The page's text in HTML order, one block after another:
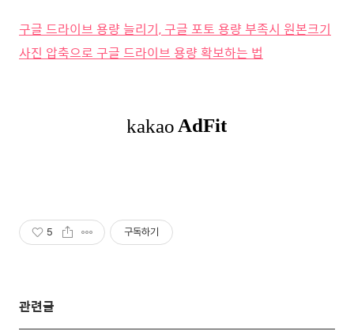
구글 드라이브 용량 늘리기, 구글 포토 용량 부족시 원본크기
사진 압축으로 구글 드라이브 용량 확보하는 법
5 구독하기
관련글